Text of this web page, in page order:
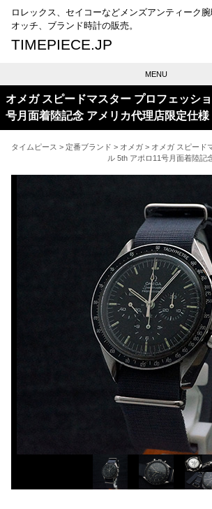
ロレックス、セイコーなどメンズアンティーク
オッチ、ブランド時計の販売。
TIMEPIECE.JP
MENU
オメガ スピードマスター プロフェッシ
号月面着陸記念 アメリカ代理店限定仕様
タイムピース > 定番ブランド > オメガ > オメガ スピード
ル 5th アポロ11号月面着陸記